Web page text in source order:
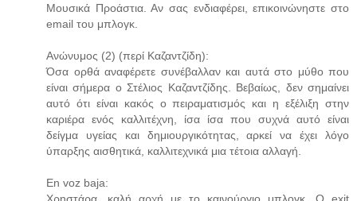
Μουσικά Προάστια. Αν σας ενδιαφέρει, επικοινώνηστε στο
email του μπλογκ.
Ανώνυμος (2) (περί Καζαντζίδη):
Όσα ορθά αναφέρετε συνέβαλλαν και αυτά στο μύθο που
είναι σήμερα ο Στέλιος Καζαντζίδης. Βεβαίως, δεν σημαίνει
αυτό ότι είναι κακός ο πειραματισμός και η εξέλιξη στην
καριέρα ενός καλλιτέχνη, ίσα ίσα που συχνά αυτό είναι
δείγμα υγείας και δημιουργικότητας, αρκεί να έχει λόγο
ύπαρξης αισθητικά, καλλιτεχνικά μια τέτοια αλλαγή.
En voz baja:
Χρηστάρα, καλή αρχή με το καινούργιο μπλογκ. O exit